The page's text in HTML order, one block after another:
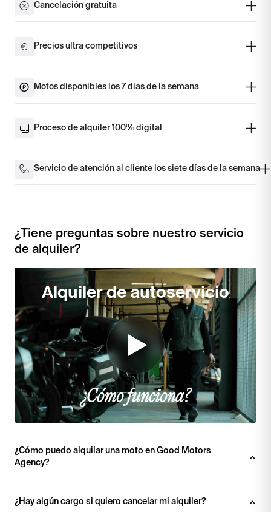
Cancelación gratuita
Precios ultra competitivos
Motos disponibles los 7 días de la semana
Proceso de alquiler 100% digital
Servicio de atención al cliente los siete días de la semana
¿Tiene preguntas sobre nuestro servicio
de alquiler?
Alquiler de autoservicio
¿Cómo funciona?
¿Cómo puedo alquilar una moto en Good Motors
Agency?
¿Hay algún cargo si quiero cancelar mi alquiler?